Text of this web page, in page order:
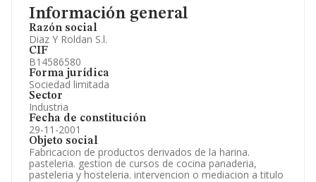
Información general
Razón social
Diaz Y Roldan S.l.
CIF
B14586580
Forma jurídica
Sociedad limitada
Sector
Industria
Fecha de constitución
29-11-2001
Objeto social
Fabricacion de productos derivados de la harina.
pasteleria. gestion de cursos de cocina panaderia,
pasteleria y hosteleria. intervencion o mediacion a titulo
Información oficial y registral complementaria.